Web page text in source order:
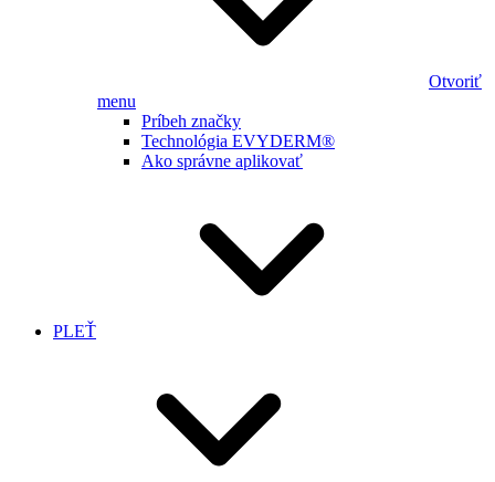
Otvoriť
menu
Príbeh značky
Technológia EVYDERM®
Ako správne aplikovať
PLEŤ